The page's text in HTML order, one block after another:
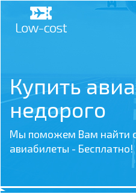
Купить
недорого
Мы поможем Вам найти
авиабилеты - Бесплатно!